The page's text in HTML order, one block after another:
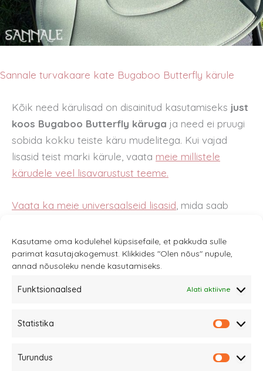
Kasutame oma kodulehel küpsisefaile, et pakkuda sulle
parimat kasutajakogemust. Klikkides "Olen nõus" nupule,
annad nõusoleku nende kasutamiseks.
Funktsionaalsed Alati aktiivne
Statistika
Turundus
Sannale turvakaare kate Bugaboo Butterfly kärule
Kõik need kärulisad on disainitud kasutamiseks just
koos Bugaboo Butterfly käruga ja need ei pruugi
sobida kokku teiste käru mudelitega. Kui vajad
lisasid teist marki kärule, vaata meie millistele
kärudele veel lisavarustust teeme.
Vaata ka meie universaalseid lisasid, mida saab